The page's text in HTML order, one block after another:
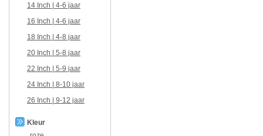
14 Inch | 4-6 jaar
16 Inch | 4-6 jaar
18 Inch | 4-8 jaar
20 Inch | 5-8 jaar
22 Inch | 5-9 jaar
24 Inch | 8-10 jaar
26 Inch | 9-12 jaar
Kleur